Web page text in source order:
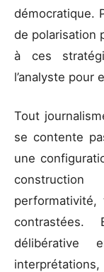
démocratique.
de polarisation
à ces
l’analyste pour
Tout
se contente
une
contrastées.
délibérative